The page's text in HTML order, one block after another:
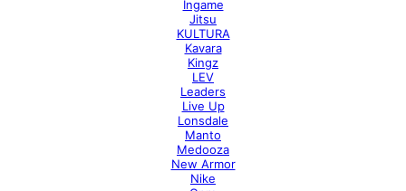
Ingame
Jitsu
KULTURA
Kavara
Kingz
LEV
Leaders
Live Up
Lonsdale
Manto
Medooza
New Armor
Nike